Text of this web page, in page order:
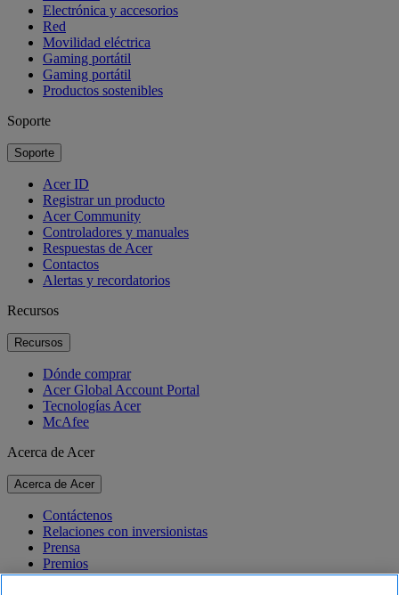
Electrónica y accesorios
Red
Movilidad eléctrica
Gaming portátil
Gaming portátil
Productos sostenibles
Soporte
Soporte
Acer ID
Registrar un producto
Acer Community
Controladores y manuales
Respuestas de Acer
Contactos
Alertas y recordatorios
Recursos
Recursos
Dónde comprar
Acer Global Account Portal
Tecnologías Acer
McAfee
Acerca de Acer
Acerca de Acer
Contáctenos
Relaciones con inversionistas
Prensa
Premios
Eventos